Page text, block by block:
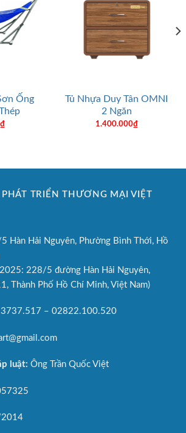
Ống
₫
Tủ Nhựa Duy Tân OMNI
2 Ngăn
1.400.000₫
TRIỂN THƯƠNG MẠI VIỆT
Hàn Hải Nguyên, Phường Bình Thới, Hồ
228/5 đường Hàn Hải Nguyên,
Thành Phố Hồ Chí Minh, Việt Nam)
– 02822.100.520
luật: Ông Trần Quốc Việt